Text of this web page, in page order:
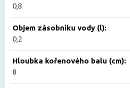
0,8
Objem zásobníku vody (l):
0,2
Hloubka kořenového balu (cm):
8